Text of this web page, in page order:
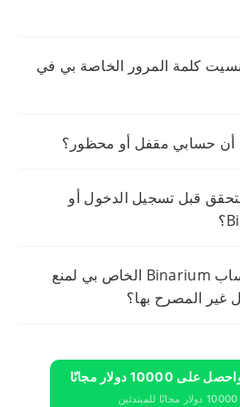
نسيت كلمة المرور الخاصة بي في
قبل تسجيل الدخول أو
كيف يمكنني تأمين حساب Binarium الخاص بي لمنع
غير المصرح بها؟